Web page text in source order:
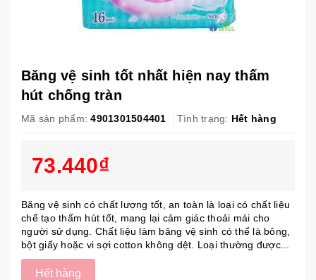
Băng vệ sinh tốt nhất hiện nay thấm
hút chống tràn
Mã sản phẩm: 4901301504401 Tình trạng: Hết hàng
73.440₫
Băng vệ sinh có chất lượng tốt, an toàn là loại có chất liệu
chế tạo thấm hút tốt, mang lại cảm giác thoải mái cho
người sử dụng. Chất liệu làm băng vệ sinh có thể là bông,
bột giấy hoặc vi sợi cotton không dệt. Loại thường được...
Hết hàng